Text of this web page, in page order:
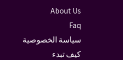
About Us
Faq
سياسة الخصوصية
كيف تبدء